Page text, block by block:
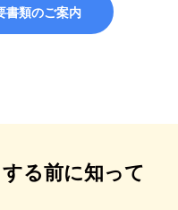
書類のご案内
る前に知って